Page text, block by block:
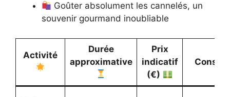
Goûter absolument les cannelés, un
souvenir gourmand inoubliable
Activité
Durée
approximative
Prix
indicatif
(€)
Conseil